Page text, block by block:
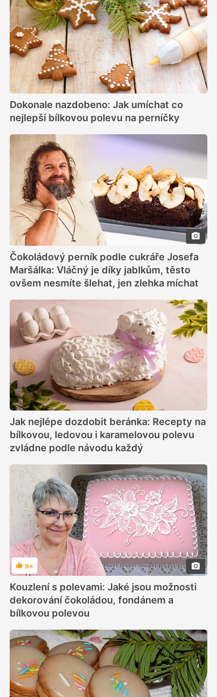
Dokonale nazdobeno: Jak umíchat co
nejlepší bílkovou polevu na perníčky
Čokoládový perník podle cukráře Josefa
Maršálka: Vláčný je díky jablkům, těsto
ovšem nesmíte šlehat, jen zlehka míchat
Jak nejlépe dozdobit beránka: Recepty na
bílkovou, ledovou i karamelovou polevu
zvládne podle návodu každý
Hodnocení
9×
Kouzlení s polevami: Jaké jsou možnosti
dekorování čokoládou, fondánem a
bílkovou polevou